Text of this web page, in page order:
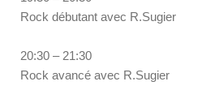
Rock débutant avec R.Sugier
20:30 – 21:30
Rock avancé avec R.Sugier